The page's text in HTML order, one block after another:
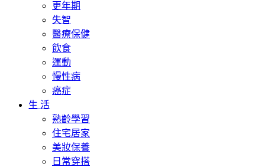
更年期
失智
醫療保健
飲食
運動
慢性病
癌症
生 活
熟齡學習
住宅居家
美妝保養
日常穿搭